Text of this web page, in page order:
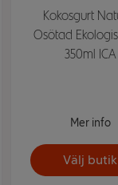
Kokosgurt
Osötad
350ml ICA
Mer info
Välj butik